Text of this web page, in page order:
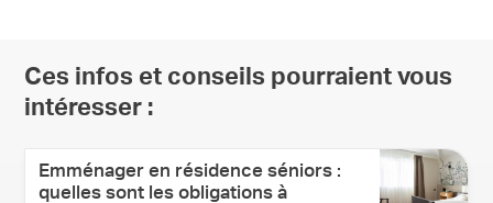
Ces infos et conseils pourraient vous
intéresser :
Emménager en résidence séniors :
quelles sont les obligations à